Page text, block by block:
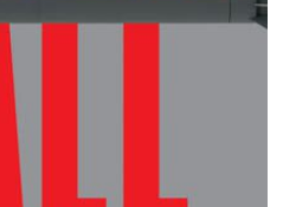
28.05.2026